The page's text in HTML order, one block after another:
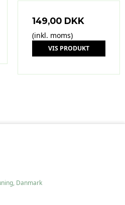
149,00 DKK
(inkl. moms)
VIS PRODUKT
Danmark